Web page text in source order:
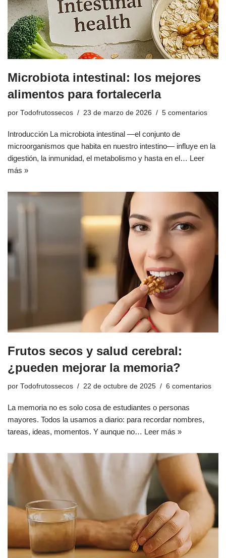
Microbiota intestinal: los mejores
alimentos para fortalecerla
por Todofrutossecos 23 de marzo de 2026 5 comentarios
Introducción La microbiota intestinal —el conjunto de
microorganismos que habita en nuestro intestino— influye en la
digestión, la inmunidad, el metabolismo y hasta en el… Leer
más »
Frutos secos y salud cerebral:
¿pueden mejorar la memoria?
por Todofrutossecos 22 de octubre de 2025 6 comentarios
La memoria no es solo cosa de estudiantes o personas
mayores. Todos la usamos a diario: para recordar nombres,
tareas, ideas, momentos. Y aunque no… Leer más »